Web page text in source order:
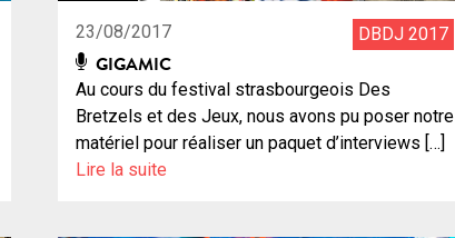
23/08/2017 DBDJ 2017
GIGAMIC
Au cours du festival strasbourgeois Des
Bretzels et des Jeux, nous avons pu poser notre
matériel pour réaliser un paquet d’interviews […]
Lire la suite